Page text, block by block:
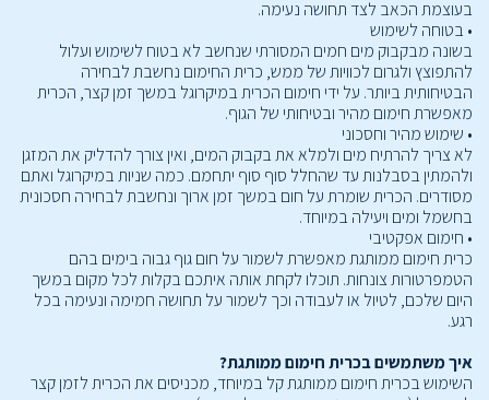
בעוצמת הכאב לצד תחושה נעימה.
• בטוחה לשימוש
בשונה מבקבוק מים חמים המסורתי שנחשב לא בטוח לשימוש ועלול
להתפוצץ ולגרום לכוויות של ממש, כרית החימום נחשבת לבחירה
הבטיחותית ביותר. על ידי חימום הכרית במיקרוגל במשך זמן קצר, הכרית
מאפשרת חימום מהיר ובטיחותי של הגוף.
• שימוש מהיר וחסכוני
לא צריך להרתיח מים ולמלא את בקבוק המים, ואין צורך להדליק את המזגן
ולהמתין בסבלנות עד שהחלל סוף סוף יתחמם. כמה שניות במיקרוגל ואתם
מסודרים. הכרית שומרת על חום במשך זמן ארוך ונחשבת לבחירה חסכונית
בחשמל ומים ויעילה במיוחד.
• חימום אפקטיבי
כרית חימום ממותגת מאפשרת לשמור על חום גוף גבוה בימים בהם
הטמפרטורות צונחות. תוכלו לקחת אותה איתכם בקלות לכל מקום במשך
היום שלכם, לטיול או לעבודה וכך לשמור על תחושה חמימה ונעימה בכל
רגע.
איך משתמשים בכרית חימום ממותגת?
השימוש בכרית חימום ממותגת קל במיוחד, מכניסים את הכרית לזמן קצר